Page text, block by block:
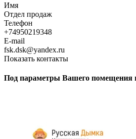
Имя
Отдел продаж
Телефон
+74950219348
E-mail
fsk.dsk@yandex.ru
Показать контакты
Под параметры Вашего помещения